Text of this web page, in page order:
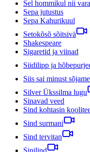
Sel hommikul nii vara
Sepa jutustus
Sepa Kahurikuul
Setokõsõ sõitsivä
Shakespeare
Sigaretid ja viinad
Siidilipp ja
Siis sai minust
Silver Ükssilma lugu
Sinavad veed
Sind kohtasin
Sind surmani
Sind tervitan
Sinilind